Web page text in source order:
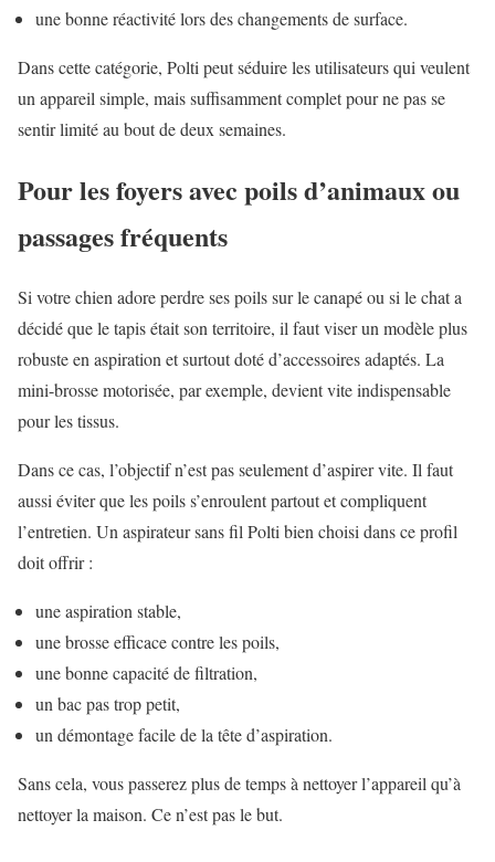
une bonne réactivité lors des changements de surface.
Dans cette catégorie, Polti peut séduire les utilisateurs qui veulent
un appareil simple, mais suffisamment complet pour ne pas se
sentir limité au bout de deux semaines.
Pour les foyers avec poils d’animaux ou
passages fréquents
Si votre chien adore perdre ses poils sur le canapé ou si le chat a
décidé que le tapis était son territoire, il faut viser un modèle plus
robuste en aspiration et surtout doté d’accessoires adaptés. La
mini-brosse motorisée, par exemple, devient vite indispensable
pour les tissus.
Dans ce cas, l’objectif n’est pas seulement d’aspirer vite. Il faut
aussi éviter que les poils s’enroulent partout et compliquent
l’entretien. Un aspirateur sans fil Polti bien choisi dans ce profil
doit offrir :
une aspiration stable,
une brosse efficace contre les poils,
une bonne capacité de filtration,
un bac pas trop petit,
un démontage facile de la tête d’aspiration.
Sans cela, vous passerez plus de temps à nettoyer l’appareil qu’à
nettoyer la maison. Ce n’est pas le but.